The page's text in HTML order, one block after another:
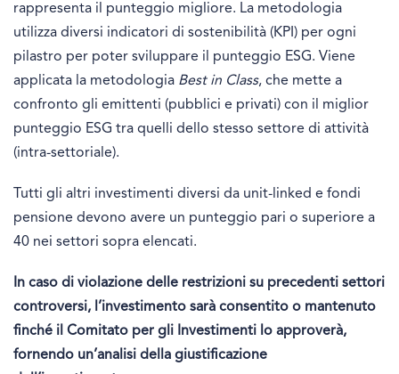
rappresenta il punteggio migliore. La metodologia
utilizza diversi indicatori di sostenibilità (KPI) per ogni
pilastro per poter sviluppare il punteggio ESG. Viene
applicata la metodologia Best in Class, che mette a
confronto gli emittenti (pubblici e privati) con il miglior
punteggio ESG tra quelli dello stesso settore di attività
(intra-settoriale).
Tutti gli altri investimenti diversi da unit-linked e fondi
pensione devono avere un punteggio pari o superiore a
40 nei settori sopra elencati.
In caso di violazione delle restrizioni su precedenti settori
controversi, l’investimento sarà consentito o mantenuto
finché il Comitato per gli Investimenti lo approverà,
fornendo un’analisi della giustificazione